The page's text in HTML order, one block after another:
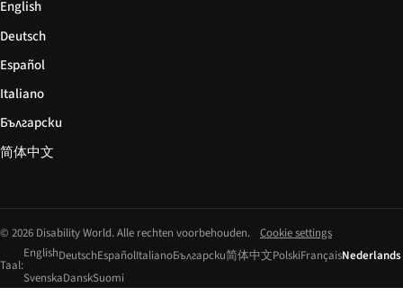
English
Deutsch
Español
Italiano
Български
简体中文
© 2026 Disability World. Alle rechten voorbehouden. Cookie settings
Taal:
EnglishDeutschEspañolItalianoБългарски简体中文PolskiFrançaisNederlands
SvenskaDanskSuomi